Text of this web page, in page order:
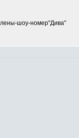
шоу-номер"Дива"